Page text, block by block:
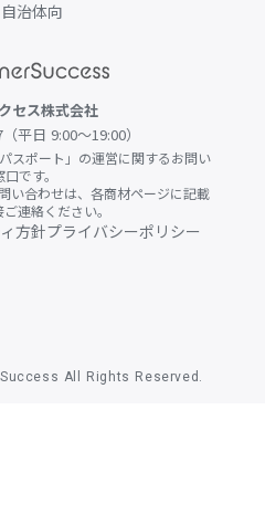
治体向
セス株式会社
平日 9:00〜19:00）
スポート」の運営に関するお問い
です。
い合わせは、各商材ページに記載
連絡ください。
方針プライバシーポリシー
All Rights Reserved.